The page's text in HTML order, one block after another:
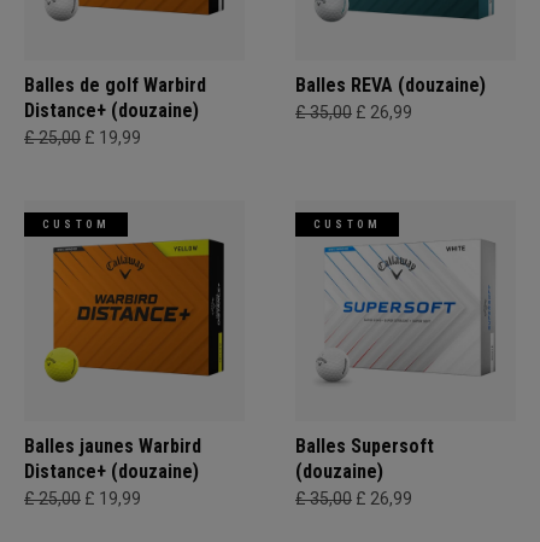
Balles de golf Warbird
Distance+ (douzaine)
£ 25,00 £ 19,99
Balles REVA (douzaine)
£ 35,00 £ 26,99
CUSTOM
Balles jaunes Warbird
Distance+ (douzaine)
£ 25,00 £ 19,99
CUSTOM
Balles Supersoft
(douzaine)
£ 35,00 £ 26,99